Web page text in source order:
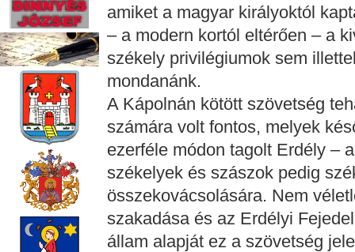
amiket a magyar királyoktól
– a modern kortól eltérően – a
székely privilégiumok sem
mondanánk.
A Kápolnán kötött szövetség
számára volt fontos, melyek
ezerféle módon tagolt Erdély –
székelyek és szászok pedig
összekovácsolására. Nem
szakadása és az Erdélyi
állam alapját ez a szövetség